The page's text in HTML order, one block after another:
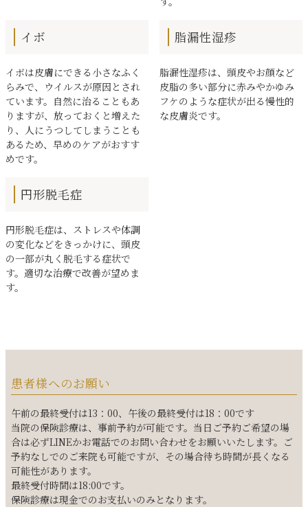
イボ
イボは皮膚にできる小さなふく
らみで、ウイルスが原因とされ
ています。自然に治ることもあ
りますが、放っておくと増えた
り、人にうつしてしまうことも
あるため、早めのケアがおすす
めです。
脂漏性湿疹
脂漏性湿疹は、頭皮やお顔など
皮脂の多い部分に赤みやかゆみ
フケのような症状が出る慢性的
な皮膚炎です。
円形脱毛症
円形脱毛症は、ストレスや体調
の変化などをきっかけに、頭皮
の一部が丸く脱毛する症状で
す。適切な治療で改善が望めま
す。
患者様へのお願い
午前の最終受付は13：00、午後の最終受付は18：00です
当院の保険診療は、事前予約が可能です。当日ご予約ご希望の場
合は必ずLINEかお電話でのお問い合わせをお願いいたします。ご
予約なしでのご来院も可能ですが、その場合待ち時間が長くなる
可能性があります。
最終受付時間は18:00です。
保険診療は現金でのお支払いのみとなります。